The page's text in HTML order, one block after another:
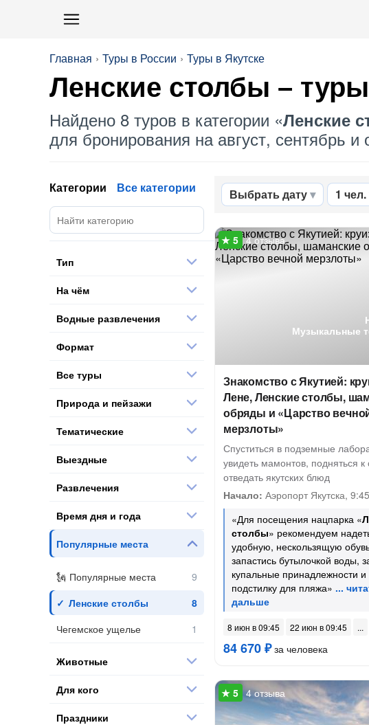
Главная Туры в России Туры в Якутске
Ленские столбы –
Найдено 8 туров в категории «Ленские
для бронирования на август, сентябрь и
Выбрать дату 1 чел.
Музыкальные
4 отзыва
Знакомство с Якутией:
Лене, Ленские столбы,
обряды и «Царство
мерзлоты»
Спуститься в подземные
увидеть мамонтов, подняться к
отведать якутских блюд
Начало: Аэропорт Якутска, 9:45
«Для посещения нацпарка «
столбы» рекомендуем
удобную, нескользящую
запастись бутылочкой воды,
купальные принадлежности и
подстилку для пляжа»
8 июн в 09:45 22 июн в 09:45
84 670 ₽за человека
4 отзыва
Категории Все категории
Тип
На чём
Водные развлечения
Формат
Все туры
Природа и пейзажи
Тематические
Выездные
Развлечения
Время дня и года
Популярные места
Популярные места
Ленские столбы
Чегемское ущелье
Животные
Для кого
Праздники